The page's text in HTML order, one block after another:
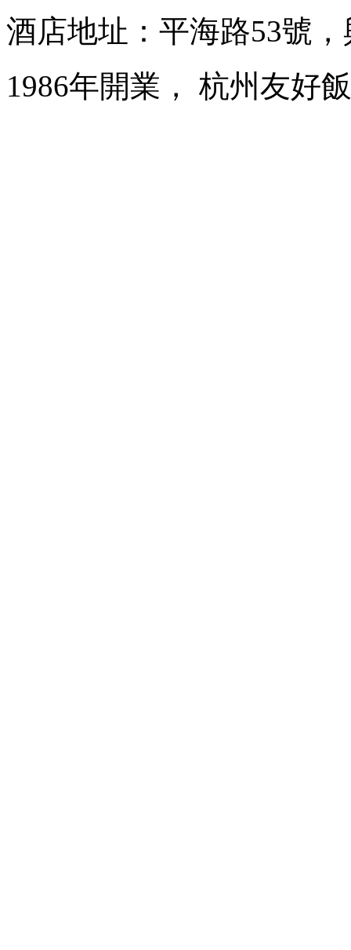
酒店地址：平海路53號
1986年開業， 杭州友